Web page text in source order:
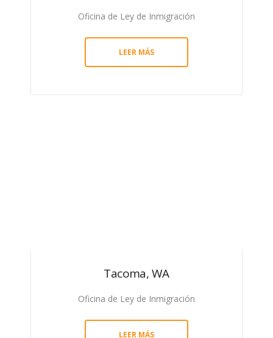
Oficina de Ley de Inmigración
LEER MÁS
Tacoma, WA
Oficina de Ley de Inmigración
LEER MÁS